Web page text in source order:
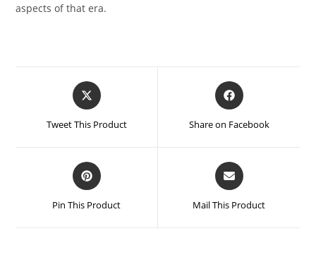
aspects of that era.
Tweet This Product Share on Facebook
Pin This Product Mail This Product